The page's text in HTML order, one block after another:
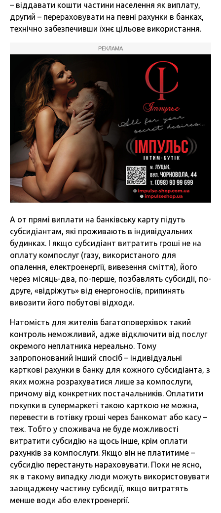
– віддавати кошти частини населення як виплату,
другий – перераховувати на певні рахунки в банках,
технічно забезпечивши їхнє цільове використання.
РЕКЛАМА
А от прямі виплати на банківську карту підуть
субсидіантам, які проживають в індивідуальних
будинках. І якщо субсидіант витратить гроші не на
оплату компослуг (газу, використаного для
опалення, електроенергії, вивезення сміття), його
через місяць-два, по-перше, позбавлять субсидії, по-
друге, «відріжуть» від енергоносіїв, припинять
вивозити його побутові відходи.
Натомість для жителів багатоповерхівок такий
контроль неможливий, адже відключити від послуг
окремого неплатника нереально. Тому
запропонований інший спосіб – індивідуальні
карткові рахунки в банку для кожного субсидіанта, з
яких можна розрахуватися лише за компослуги,
причому від конкретних постачальників. Оплатити
покупки в супермаркеті такою карткою не можна,
перевести в готівку гроші через банкомат або касу –
теж. Тобто у споживача не буде можливості
витратити субсидію на щось інше, крім оплати
рахунків за компослуги. Якщо він не платитиме –
субсидію перестануть нараховувати. Поки не ясно,
як в такому випадку люди можуть використовувати
заощаджену частину субсидії, якщо витратять
менше води або електроенергії.